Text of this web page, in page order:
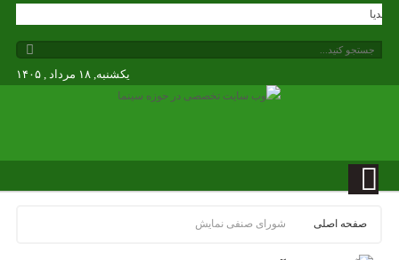
مدیا
یکشنبه, ۱۸ مرداد , ۱۴۰۵
صفحه اصلی شورای صنفی نمایش